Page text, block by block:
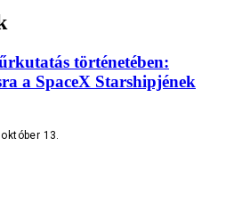
történetében:
a SpaceX Starshipjének
13.